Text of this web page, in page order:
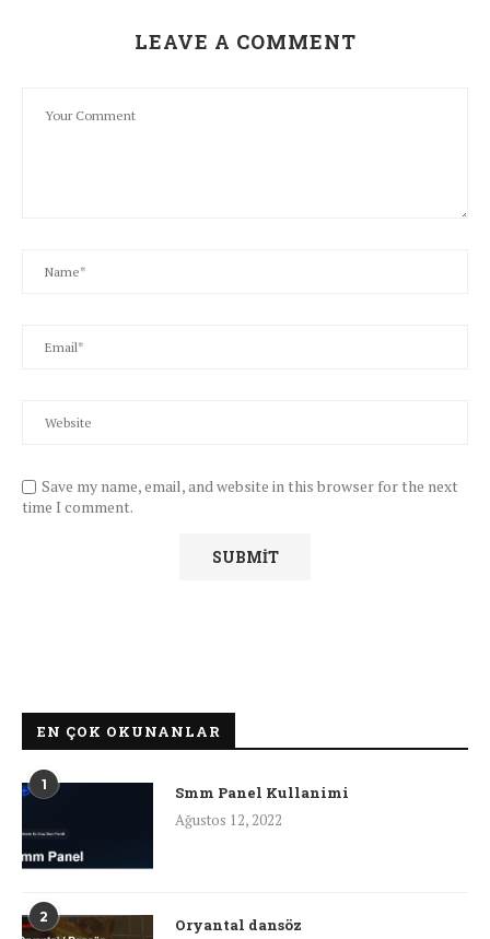
LEAVE A COMMENT
Save my name, email, and website in this browser for the next
time I comment.
EN ÇOK OKUNANLAR
1
Smm Panel Kullanimi
Ağustos 12, 2022
2
Oryantal dansöz